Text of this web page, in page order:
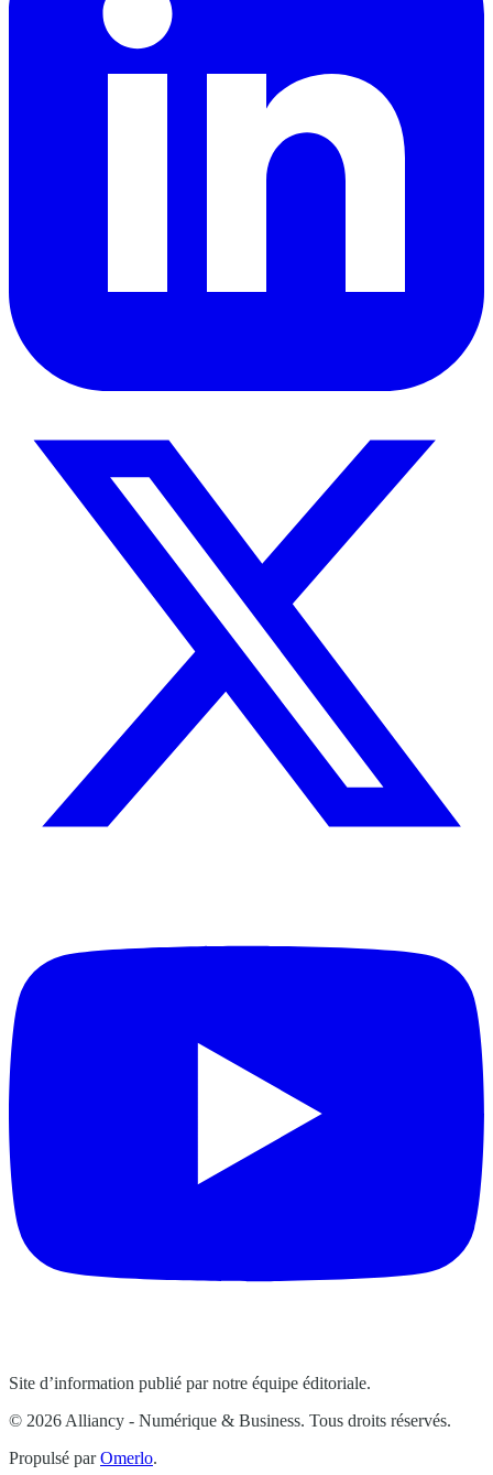
Site d’information publié par notre équipe éditoriale.
© 2026 Alliancy - Numérique & Business. Tous droits réservés.
Propulsé parOmerlo.